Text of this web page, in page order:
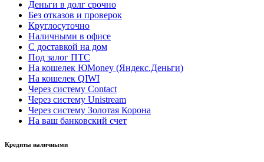
Деньги в долг срочно
Без отказов и проверок
Круглосуточно
Наличными в офисе
С доставкой на дом
Под залог ПТС
На кошелек ЮMoney (Яндекс.Деньги)
На кошелек QIWI
Через систему Contact
Через систему Unistream
Через систему Золотая Корона
На ваш банковский счет
Кредиты наличными